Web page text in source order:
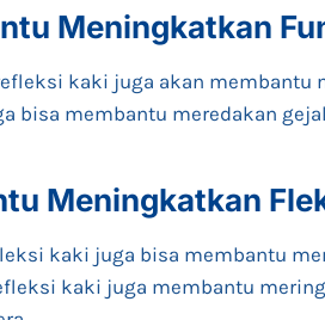
Meningkatkan
kaki juga akan membantu
bisa membantu meredakan
Meningkatkan
kaki juga bisa membantu
kaki juga membantu